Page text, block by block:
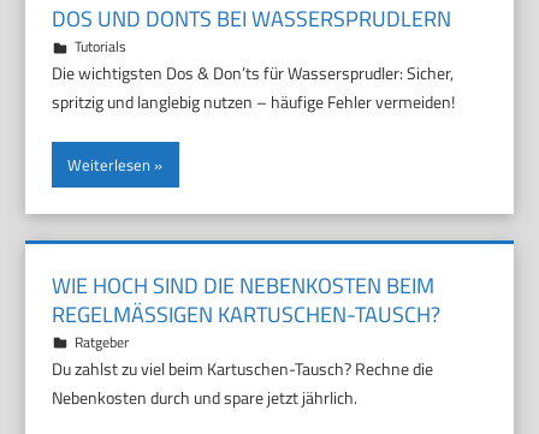
DOS UND DONTS BEI WASSERSPRUDLERN
14. Juni 2026
Marco
Tutorials
Die wichtigsten Dos & Don’ts für Wassersprudler: Sicher,
spritzig und langlebig nutzen – häufige Fehler vermeiden!
Weiterlesen
WIE HOCH SIND DIE NEBENKOSTEN BEIM
REGELMÄSSIGEN KARTUSCHEN-TAUSCH?
13. Juni 2026
Marco
Ratgeber
Du zahlst zu viel beim Kartuschen-Tausch? Rechne die
Nebenkosten durch und spare jetzt jährlich.